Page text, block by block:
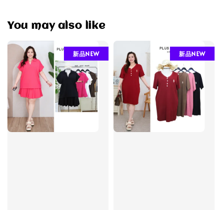
You may also like
新品NEW 新品NEW